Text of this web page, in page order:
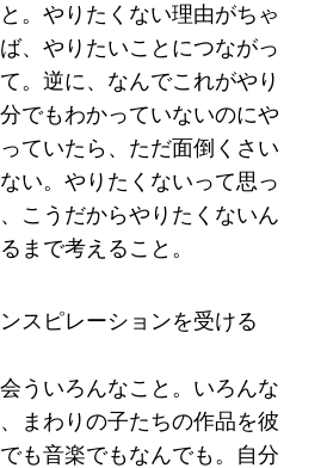
。やりたくない理由がちゃ
、やりたいことにつながっ
。逆に、なんでこれがやり
でもわかっていないのにや
ていたら、ただ面倒くさい
い。やりたくないって思っ
こうだからやりたくないん
まで考えること。
スピレーションを受ける
ういろんなこと。いろんな
まわりの子たちの作品を彼
も音楽でもなんでも。自分